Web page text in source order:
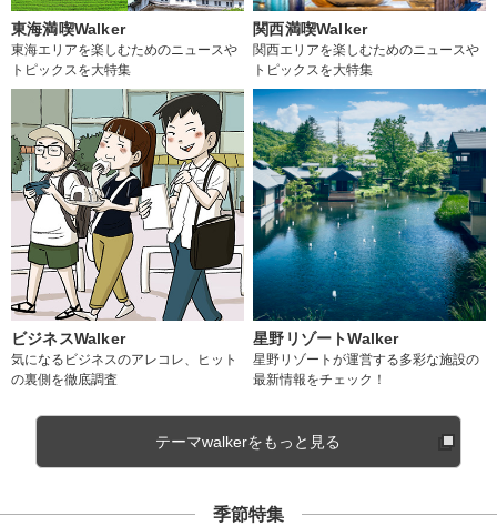
東海満喫Walker
東海エリアを楽しむためのニュースや
トピックスを大特集
関西満喫Walker
関西エリアを楽しむためのニュースや
トピックスを大特集
ビジネスWalker
気になるビジネスのアレコレ、ヒット
の裏側を徹底調査
星野リゾートWalker
星野リゾートが運営する多彩な施設の
最新情報をチェック！
テーマwalkerをもっと見る
季節特集